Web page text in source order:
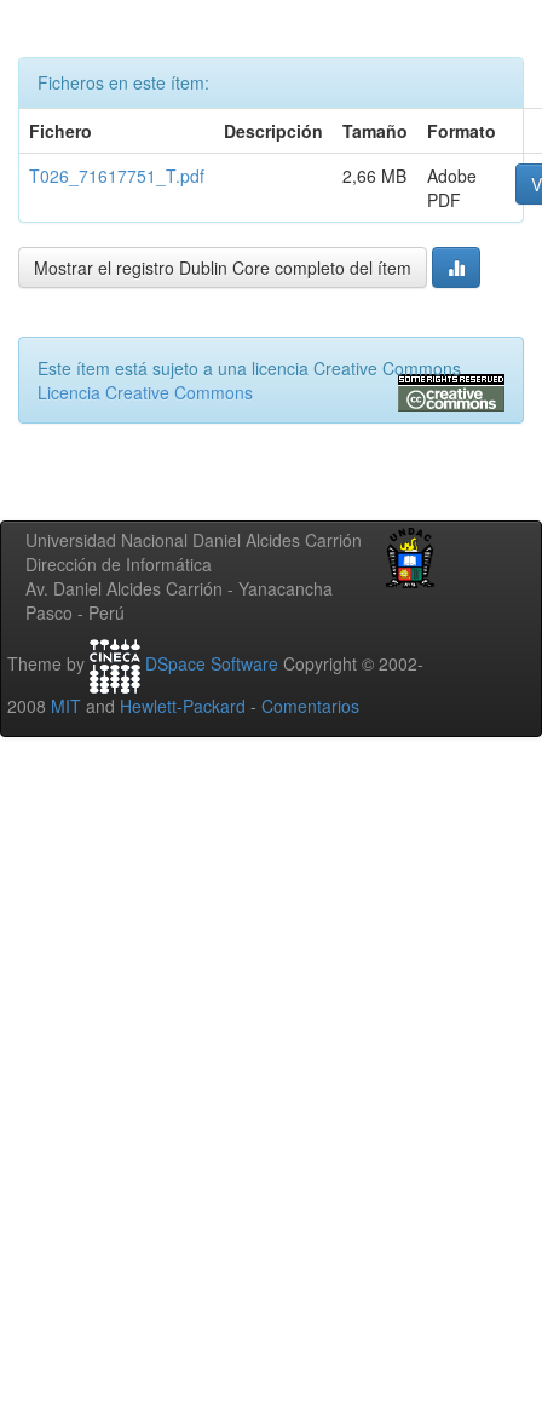
Ficheros en este ítem:
Fichero
Descripción Tamaño
Formato
T026_71617751_T.pdf
2,66 MB
Adobe
PDF
Mostrar el registro Dublin Core completo del ítem
Este ítem está sujeto a una licencia Creative Commons
Licencia Creative Commons
Universidad Nacional Daniel Alcides Carrión
Dirección de Informática
Av. Daniel Alcides Carrión - Yanacancha
Pasco - Perú
Theme by DSpace Software Copyright © 2002-
2008 MIT and Hewlett-Packard - Comentarios